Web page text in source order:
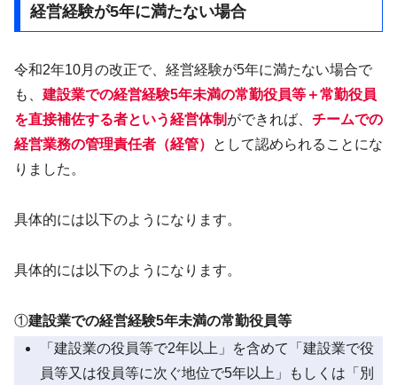
経営経験が5年に満たない場合
令和2年10月の改正で、経営経験が5年に満たない場合で
も、 建設業での経営経験5年未満の常勤役員等＋常勤役員
を直接補佐する者という経営体制 ができれば、 チームでの
経営業務の管理責任者（経管）
として認められることにな
りました。
具体的には以下のようになります。
具体的には以下のようになります。
①建設業での経営経験5年未満の常勤役員等
「建設業の役員等で2年以上」を含めて「建設業で役
員等又は役員等に次ぐ地位で5年以上」もしくは「別